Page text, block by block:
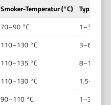
Smoker-Temperatur (°C)
Typische
70–90 °C
1–3
110–130 °C
3–6
110–135 °C
8–16
110–130 °C
1,5–3
90–110 °C 1–3